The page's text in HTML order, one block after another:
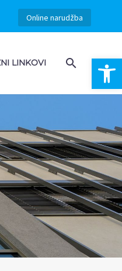
Online narudžba
LINKOVI